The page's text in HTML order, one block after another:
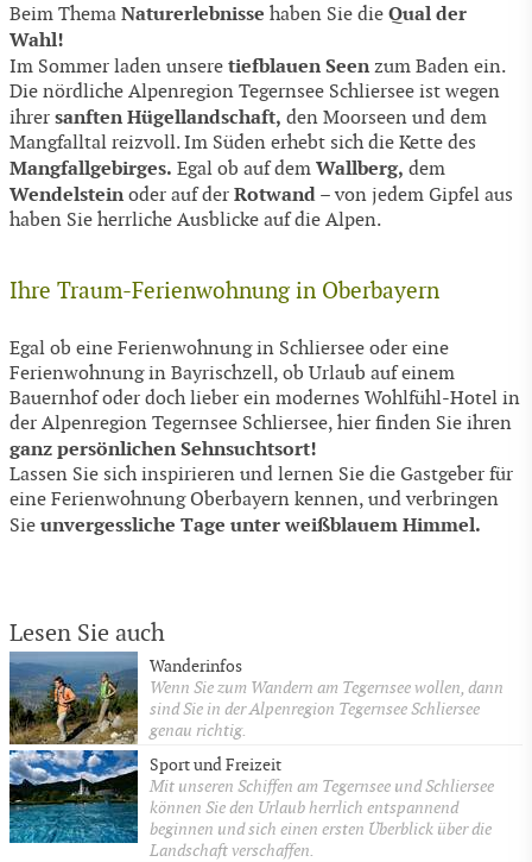
Beim Thema Naturerlebnisse haben Sie die Qual der
Wahl!
Im Sommer laden unsere tiefblauen Seen zum Baden ein.
Die nördliche Alpenregion Tegernsee Schliersee ist wegen
ihrer sanften Hügellandschaft, den Moorseen und dem
Mangfalltal reizvoll. Im Süden erhebt sich die Kette des
Mangfallgebirges. Egal ob auf dem Wallberg, dem
Wendelstein oder auf der Rotwand – von jedem Gipfel aus
haben Sie herrliche Ausblicke auf die Alpen.
Ihre Traum-Ferienwohnung in Oberbayern
Egal ob eine Ferienwohnung in Schliersee oder eine
Ferienwohnung in Bayrischzell, ob Urlaub auf einem
Bauernhof oder doch lieber ein modernes Wohlfühl-Hotel in
der Alpenregion Tegernsee Schliersee, hier finden Sie ihren
ganz persönlichen Sehnsuchtsort!
Lassen Sie sich inspirieren und lernen Sie die Gastgeber für
eine Ferienwohnung Oberbayern kennen, und verbringen
Sie unvergessliche Tage unter weißblauem Himmel.
Lesen Sie auch
Wanderinfos
Wenn Sie zum Wandern am Tegernsee wollen, dann
sind Sie in der Alpenregion Tegernsee Schliersee
genau richtig.
Sport und Freizeit
Mit unseren Schiffen am Tegernsee und Schliersee
können Sie den Urlaub herrlich entspannend
beginnen und sich einen ersten Überblick über die
Landschaft verschaffen.